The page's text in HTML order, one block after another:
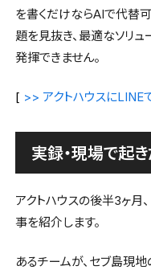
を書くだけならAIで代替
題を見抜き、最適なソリ
発揮できません。
[ >> アクトハウスにLINE
実録・現場で起
アクトハウスの後半3ヶ月
事を紹介します。
あるチームが、セブ島現